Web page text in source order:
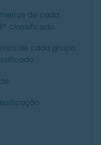
de cada
classificado.
de cada grupo